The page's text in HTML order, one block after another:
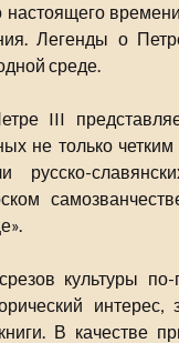
Легенды о
среде.
III
не только
культуры по-
интерес,
В качестве